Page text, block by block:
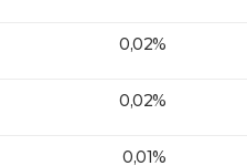
0,02%
0,02%
0,01%